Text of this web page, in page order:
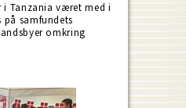
i Tanzania været med i
samfundets
omkring